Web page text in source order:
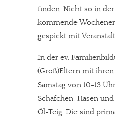
finden. Nicht so in der
kommende
gespickt mit
In der ev.
(Groß)Eltern mit
Samstag von 10-13
Schäfchen, Hasen
Öl-Teig. Die sind